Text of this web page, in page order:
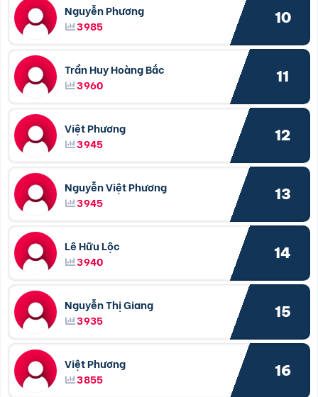
Nguyễn Phương
3985
10
Trần Huy Hoàng Bắc
3960
11
Việt Phương
3945
12
Nguyễn Việt Phương
3945
13
Lê Hữu Lộc
3940
14
Nguyễn Thị Giang
3935
15
Việt Phương
3855
16